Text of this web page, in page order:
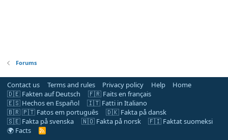
Forums
Contact us Terms and rules Privacy policy Help
Home
🇩🇪 Fakten auf Deutsch
🇫🇷 Faits en français
🇪🇸 Hechos en Español
🇮🇹 Fatti in Italiano
🇧🇷 🇵🇹 Fatos em português
🇩🇰 Fakta på dansk
🇸🇪 Fakta på svenska
🇳🇴 Fakta på norsk
🇫🇮 Faktat suomeksi
🌍 Facts
R